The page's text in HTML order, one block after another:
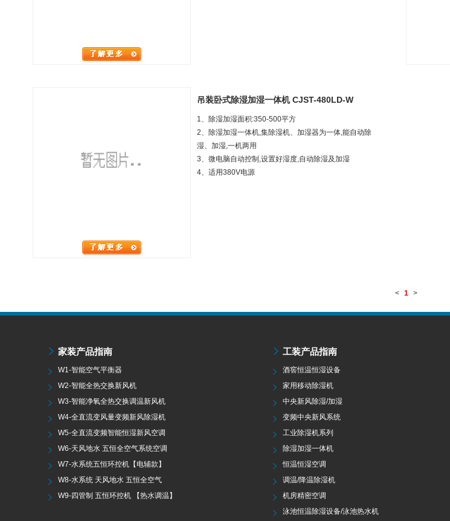
吊装卧式除湿加湿一体机 CJST-480LD-W
1、除湿加湿面积:350-500平方
2、除湿加湿一体机,集除湿机、加湿器为一体,能自动除
湿、加湿,一机两用
3、微电脑自动控制,设置好湿度,自动除湿及加湿
4、 适用380V电源
< 1 >
家装产品指南
W1-智能空气平衡器
W2-智能全热交换新风机
W3-智能净氧全热交换调温新风机
W4-全直流变风量变频新风除湿机
W5-全直流变频智能恒湿新风空调
W6-天风地水 五恒全空气系统空调
W7-水系统五恒环控机【电辅款】
W8-水系统 天风地水 五恒全空气
W9-四管制 五恒环控机 【热水调温】
工装产品指南
酒窖恒温恒湿设备
家用移动除湿机
中央新风除湿/加湿
变频中央新风系统
工业除湿机系列
除湿加湿一体机
恒温恒湿空调
调温/降温除湿机
机房精密空调
泳池恒温除湿设备/泳池热水机